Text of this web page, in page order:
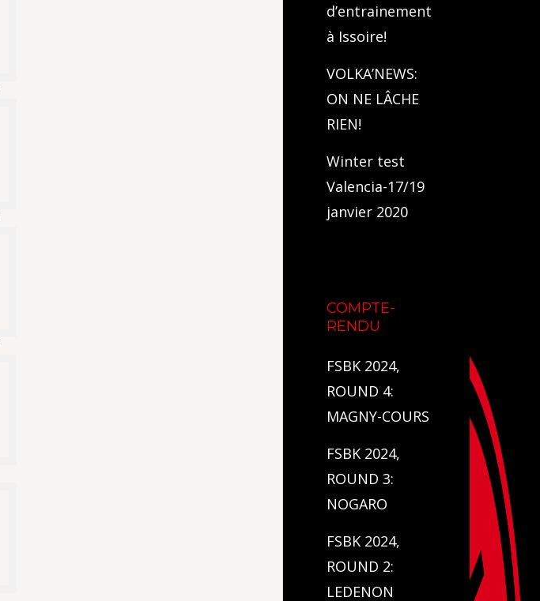
d’entrainement
à Issoire!
VOLKA’NEWS:
ON NE LÂCHE
RIEN!
Winter test
Valencia-17/19
janvier 2020
COMPTE-
RENDU
FSBK 2024,
ROUND 4:
MAGNY-COURS
FSBK 2024,
ROUND 3:
NOGARO
FSBK 2024,
ROUND 2:
LEDENON